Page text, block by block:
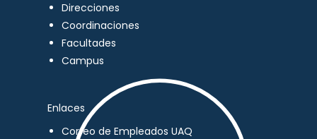
Direcciones
Coordinaciones
Facultades
Campus
Enlaces
Correo de Empleados UAQ